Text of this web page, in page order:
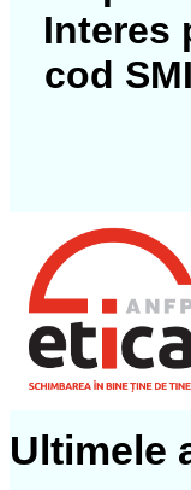
Interes
cod
Ultimele